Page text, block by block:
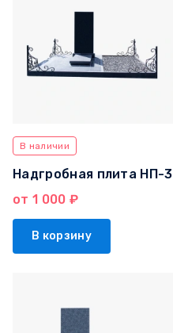
В наличии
Надгробная плита НП-3
от 1 000 ₽
В корзину